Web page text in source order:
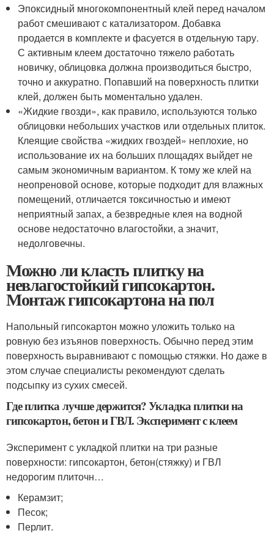
Эпоксидный многокомпонентный клей перед началом
работ смешивают с катализатором. Добавка
продается в комплекте и фасуется в отдельную тару.
С активным клеем достаточно тяжело работать
новичку, облицовка должна производиться быстро,
точно и аккуратно. Попавший на поверхность плитки
клей, должен быть моментально удален.
«Жидкие гвозди», как правило, используются только
облицовки небольших участков или отдельных плиток.
Клеящие свойства «жидких гвоздей» неплохие, но
использование их на больших площадях выйдет не
самым экономичным вариантом. К тому же клей на
неопреновой основе, которые подходит для влажных
помещений, отличается токсичностью и имеют
неприятный запах, а безвредные клея на водной
основе недостаточно влагостойки, а значит,
недолговечны.
Можно ли класть плитку на
невлагостойкий гипсокартон.
Монтаж гипсокартона на пол
Напольный гипсокартон можно уложить только на
ровную без изъянов поверхность. Обычно перед этим
поверхность выравнивают с помощью стяжки. Но даже в
этом случае специалисты рекомендуют сделать
подсыпку из сухих смесей.
Где плитка лучше держится? Укладка плитки на
гипсокартон, бетон и ГВЛ. Эксперимент с клеем
Эксперимент с укладкой плитки на три разные
поверхности: гипсокартон, бетон(стяжку) и ГВЛ
недорогим плиточн…
Керамзит;
Песок;
Перлит.